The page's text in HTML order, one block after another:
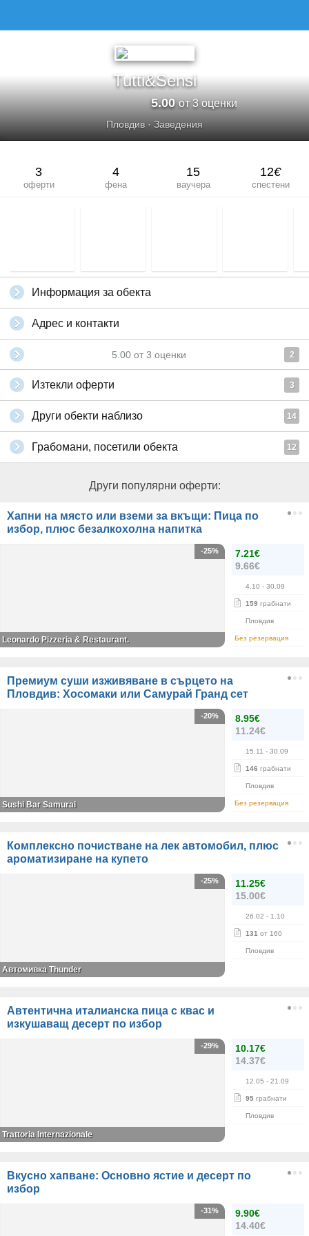
Tutti&Sensi
5.00от 3 оценки
Пловдив· Заведения
3
оферти
4
фена
15
ваучера
12€
спестени
Информация за обекта
Адрес и контакти
5.00 от 3 оценки 2
Изтекли оферти 3
Други обекти наблизо 14
Грабомани, посетили обекта 12
Други популярни оферти:
Хапни на място или вземи за вкъщи: Пица по
избор, плюс безалкохолна напитка
7.21€
9.66€
4.10 - 30.09
159 грабнати
Пловдив
Без резервация
-25%
Leonardo Pizzeria & Restaurant.
Премиум суши изживяване в сърцето на
Пловдив: Хосомаки или Самурай Гранд сет
8.95€
11.24€
15.11 - 30.09
146 грабнати
Пловдив
Без резервация
-20%
Sushi Bar Samurai
Комплексно почистване на лек автомобил, плюс
ароматизиране на купето
11.25€
15.00€
26.02 - 1.10
131 от 160
Пловдив
-25%
Автомивка Thunder
Автентична италианска пица с квас и
изкушаващ десерт по избор
10.17€
14.37€
12.05 - 21.09
95 грабнати
Пловдив
-29%
Trattoria Internazionale
Вкусно хапване: Основно ястие и десерт по
избор
9.90€
14.40€
-31%